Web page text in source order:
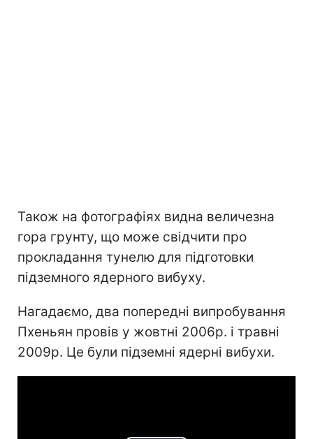
Також на фотографіях видна величезна
гора грунту, що може свідчити про
прокладання тунелю для підготовки
підземного ядерного вибуху.
Нагадаємо, два попередні випробування
Пхеньян провів у жовтні 2006р. і травні
2009р. Це були підземні ядерні вибухи.